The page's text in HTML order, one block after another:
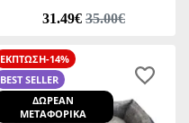
31.49€ 35.00€
ΕΚΠΤΩΣΗ-14%
BEST SELLER
ΔΩΡΕΑΝ
ΜΕΤΑΦΟΡΙΚΑ